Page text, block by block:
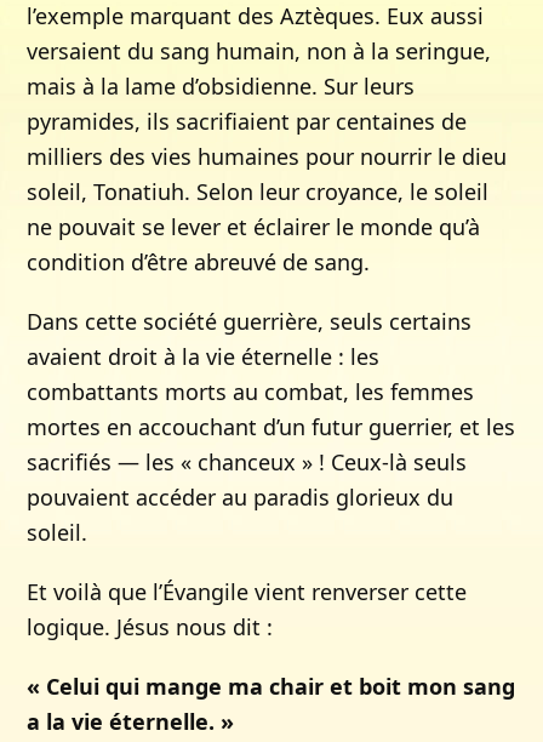
l’exemple marquant des Aztèques. Eux aussi
versaient du sang humain, non à la seringue,
mais à la lame d’obsidienne. Sur leurs
pyramides, ils sacrifiaient par centaines de
milliers des vies humaines pour nourrir le dieu
soleil, Tonatiuh. Selon leur croyance, le soleil
ne pouvait se lever et éclairer le monde qu’à
condition d’être abreuvé de sang.
Dans cette société guerrière, seuls certains
avaient droit à la vie éternelle : les
combattants morts au combat, les femmes
mortes en accouchant d’un futur guerrier, et les
sacrifiés — les « chanceux » ! Ceux-là seuls
pouvaient accéder au paradis glorieux du
soleil.
Et voilà que l’Évangile vient renverser cette
logique. Jésus nous dit :
« Celui qui mange ma chair et boit mon sang
a la vie éternelle. »